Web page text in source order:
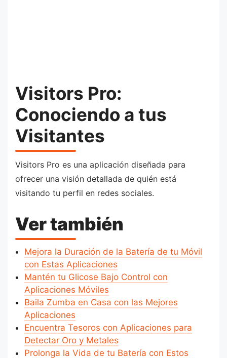
Visitors Pro:
Conociendo a tus
Visitantes
Visitors Pro es una aplicación diseñada para
ofrecer una visión detallada de quién está
visitando tu perfil en redes sociales.
Ver también
Mejora la Duración de la Batería de tu Móvil
con Estas Aplicaciones
Mantén tu Glicose Bajo Control con
Aplicaciones Móviles
Baila Zumba en Casa con las Mejores
Aplicaciones
Encuentra Tesoros con Aplicaciones para
Detectar Oro y Metales
Prolonga la Vida de tu Batería con Estos